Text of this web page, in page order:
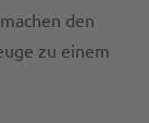
den
zu einem